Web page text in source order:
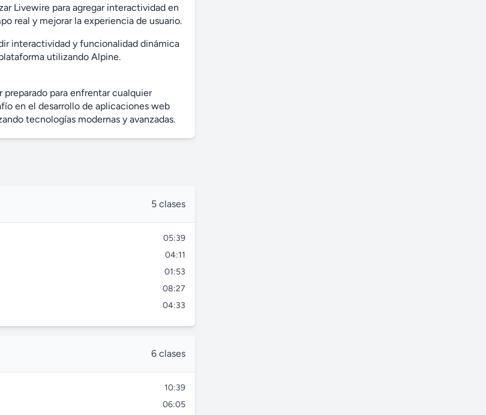
s
l
Livewire para agregar interactividad en
real y mejorar la experiencia de usuario.
interactividad y funcionalidad dinámica
utilizando Alpine.
preparado para enfrentar cualquier
en el desarrollo de aplicaciones web
tecnologías modernas y avanzadas.
5 clases
05:39
04:11
01:53
08:27
04:33
6 clases
10:39
06:05